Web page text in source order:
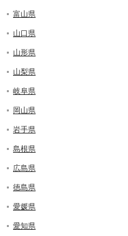
富山県
山口県
山形県
山梨県
岐阜県
岡山県
岩手県
島根県
広島県
徳島県
愛媛県
愛知県